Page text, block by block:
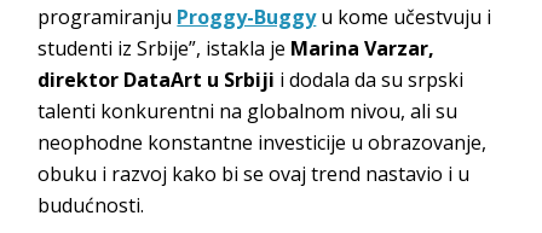
programiranju Proggy-Buggyu kome učestvuju i
studenti iz Srbije”, istakla je Marina Varzar,
direktor DataArt u Srbiji i dodala da su srpski
talenti konkurentni na globalnom nivou, ali su
neophodne konstantne investicije u obrazovanje,
obuku i razvoj kako bi se ovaj trend nastavio i u
budućnosti.